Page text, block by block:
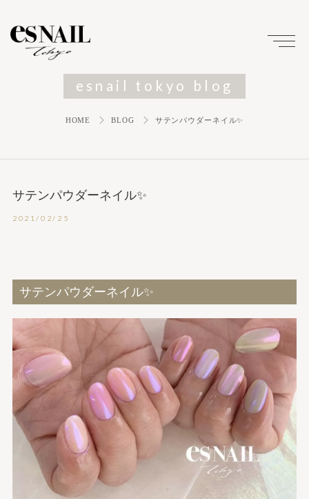
esnail tokyo blog
HOME BLOG サテンパウダーネイル✨
サテンパウダーネイル✨
2021/02/25
サテンパウダーネイル✨